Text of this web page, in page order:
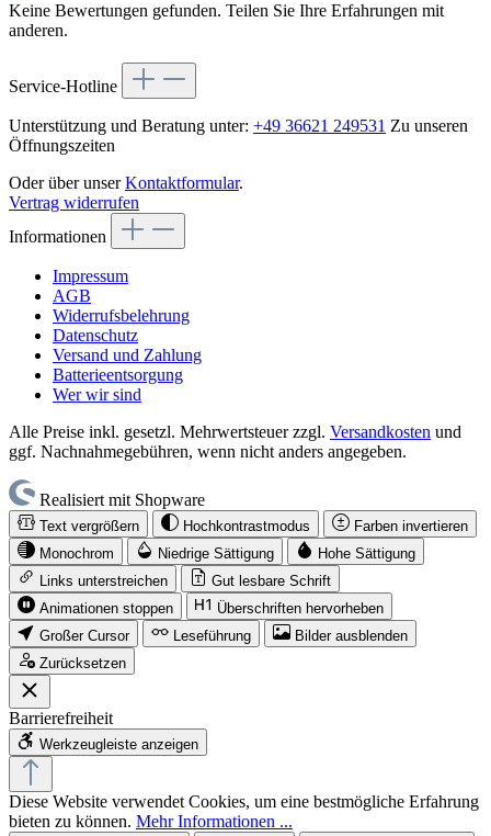
Keine Bewertungen gefunden. Teilen Sie Ihre Erfahrungen mit
anderen.
Service-Hotline
Unterstützung und Beratung unter: +49 36621 249531 Zu unseren
Öffnungszeiten
Oder über unserKontaktformular.
Vertrag widerrufen
Informationen
Impressum
AGB
Widerrufsbelehrung
Datenschutz
Versand und Zahlung
Batterieentsorgung
Wer wir sind
Alle Preise inkl. gesetzl. Mehrwertsteuer zzgl. Versandkosten und
ggf. Nachnahmegebühren, wenn nicht anders angegeben.
Realisiert mit Shopware
Text vergrößern Hochkontrastmodus
Farben invertieren
Monochrom
Niedrige Sättigung
Hohe Sättigung
Links unterstreichen
Gut lesbare Schrift
Animationen stoppen
Überschriften hervorheben
Großer Cursor
Leseführung
Bilder ausblenden
Zurücksetzen
Barrierefreiheit
Werkzeugleiste anzeigen
Diese Website verwendet Cookies, um eine bestmögliche Erfahrung
bieten zu können. Mehr Informationen ...